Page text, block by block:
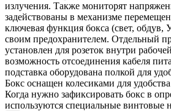
излучения. Также мониторят
задействованы в механизме
ключевая функция бокса (свет,
своим предохранителем. Отдельный
установлен для розеток внутри
возможность отсоединения кабеля
подставка оборудована полкой для
Бокс оснащен колесиками для
Когда нужно зафиксировать бокс в
используются специальные винтовые